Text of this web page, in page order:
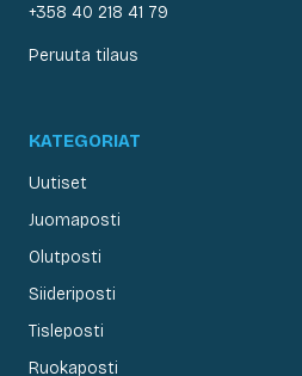
+358 40 218 41 79
Peruuta tilaus
KATEGORIAT
Uutiset
Juomaposti
Olutposti
Siideriposti
Tisleposti
Ruokaposti